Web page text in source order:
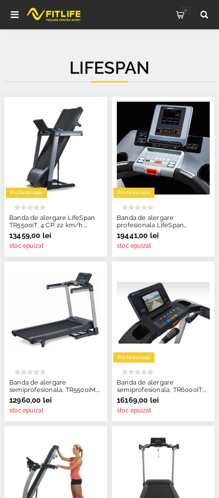
0
LIFESPAN
Profesionale
Banda de alergare LifeSpan
TR5500iT, 4 CP, 22 km/h,
pliabila
13459,00 lei
stoc epuizat
Profesionale
Banda de alergare
profesionala LifeSpan
TR7000i, 3.5 CP, 20 km/h
19441,00 lei
stoc epuizat
Banda de alergare
semiprofesionala, TR5500iM,
LifeSpan Fitness
12960,00 lei
stoc epuizat
Profesionale
Banda de alergare
semiprofesionala, TR6000IT,
LifeSpan Fitness
16169,00 lei
stoc epuizat